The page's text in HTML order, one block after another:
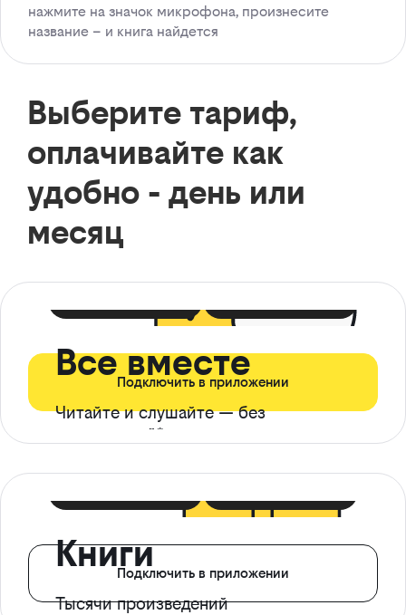
нажмите на значок микрофона, произнесите
название – и книга найдется
Выберите тариф,
оплачивайте как
удобно - день или
месяц
Все вместе
Читайте и слушайте — без
ограничений*
Подключить в приложении
Книги
Тысячи произведений
Подключить в приложении